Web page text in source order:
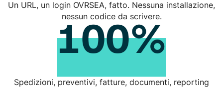
Un URL, un login OVRSEA, fatto. Nessuna installazione,
nessun codice da scrivere.
100%
Spedizioni, preventivi, fatture, documenti, reporting